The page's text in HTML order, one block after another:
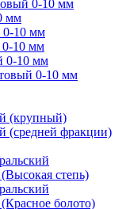
0-10 мм
мм
0-10 мм
0-10 мм
0-10 мм
0-10 мм
(крупный)
(средней фракции)
степь)
болото)